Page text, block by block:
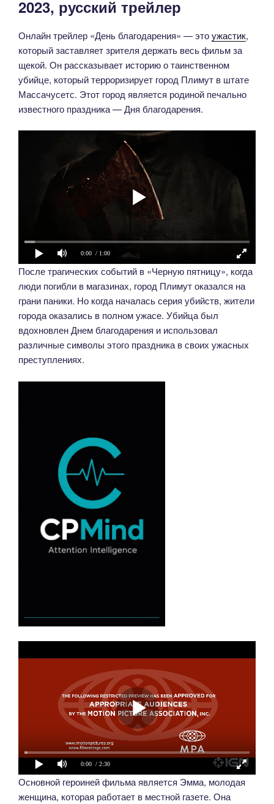
2023, русский трейлер
Онлайн трейлер «День благодарения» — этоужастик,
который заставляет зрителя держать весь фильм за
щекой. Он рассказывает историю о таинственном
убийце, который терроризирует город Плимут в штате
Массачусетс. Этот город является родиной печально
известного праздника — Дня благодарения.
0:00 / 1:00
После трагических событий в «Черную пятницу», когда
люди погибли в магазинах, город Плимут оказался на
грани паники. Но когда началась серия убийств, жители
города оказались в полном ужасе. Убийца был
вдохновлен Днем благодарения и использовал
различные символы этого праздника в своих ужасных
преступлениях.
0:00 / 2:30
Основной героиней фильма является Эмма, молодая
женщина, которая работает в местной газете. Она